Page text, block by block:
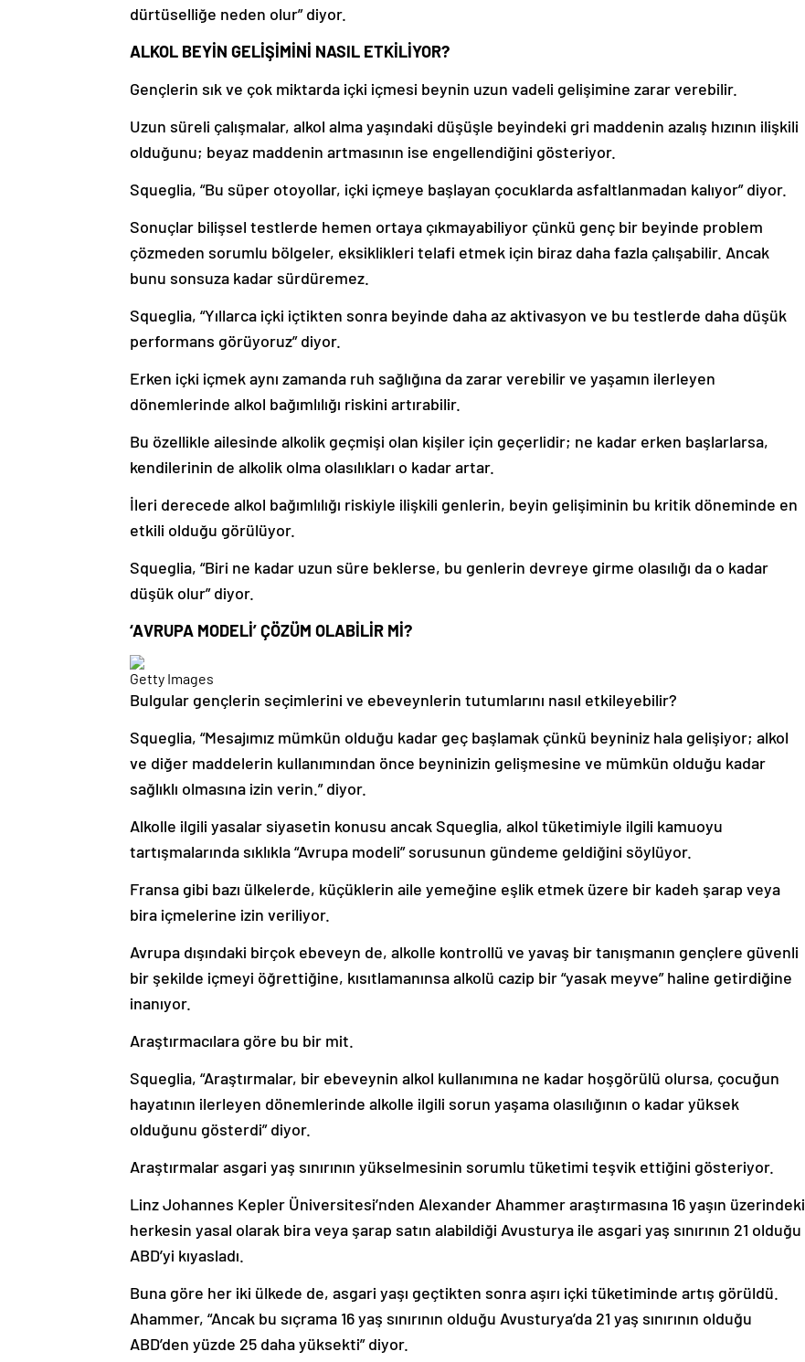
dürtüselliğe neden olur” diyor.
ALKOL BEYİN GELİŞİMİNİ NASIL ETKİLİYOR?
Gençlerin sık ve çok miktarda içki içmesi beynin uzun vadeli gelişimine zarar verebilir.
Uzun süreli çalışmalar, alkol alma yaşındaki düşüşle beyindeki gri maddenin azalış hızının ilişkili
olduğunu; beyaz maddenin artmasının ise engellendiğini gösteriyor.
Squeglia, “Bu süper otoyollar, içki içmeye başlayan çocuklarda asfaltlanmadan kalıyor” diyor.
Sonuçlar bilişsel testlerde hemen ortaya çıkmayabiliyor çünkü genç bir beyinde problem
çözmeden sorumlu bölgeler, eksiklikleri telafi etmek için biraz daha fazla çalışabilir. Ancak
bunu sonsuza kadar sürdüremez.
Squeglia, “Yıllarca içki içtikten sonra beyinde daha az aktivasyon ve bu testlerde daha düşük
performans görüyoruz” diyor.
Erken içki içmek aynı zamanda ruh sağlığına da zarar verebilir ve yaşamın ilerleyen
dönemlerinde alkol bağımlılığı riskini artırabilir.
Bu özellikle ailesinde alkolik geçmişi olan kişiler için geçerlidir; ne kadar erken başlarlarsa,
kendilerinin de alkolik olma olasılıkları o kadar artar.
İleri derecede alkol bağımlılığı riskiyle ilişkili genlerin, beyin gelişiminin bu kritik döneminde en
etkili olduğu görülüyor.
Squeglia, “Biri ne kadar uzun süre beklerse, bu genlerin devreye girme olasılığı da o kadar
düşük olur” diyor.
‘AVRUPA MODELİ’ ÇÖZÜM OLABİLİR Mİ?
Getty Images
Bulgular gençlerin seçimlerini ve ebeveynlerin tutumlarını nasıl etkileyebilir?
Squeglia, “Mesajımız mümkün olduğu kadar geç başlamak çünkü beyniniz hala gelişiyor; alkol
ve diğer maddelerin kullanımından önce beyninizin gelişmesine ve mümkün olduğu kadar
sağlıklı olmasına izin verin.” diyor.
Alkolle ilgili yasalar siyasetin konusu ancak Squeglia, alkol tüketimiyle ilgili kamuoyu
tartışmalarında sıklıkla “Avrupa modeli” sorusunun gündeme geldiğini söylüyor.
Fransa gibi bazı ülkelerde, küçüklerin aile yemeğine eşlik etmek üzere bir kadeh şarap veya
bira içmelerine izin veriliyor.
Avrupa dışındaki birçok ebeveyn de, alkolle kontrollü ve yavaş bir tanışmanın gençlere güvenli
bir şekilde içmeyi öğrettiğine, kısıtlamanınsa alkolü cazip bir “yasak meyve” haline getirdiğine
inanıyor.
Araştırmacılara göre bu bir mit.
Squeglia, “Araştırmalar, bir ebeveynin alkol kullanımına ne kadar hoşgörülü olursa, çocuğun
hayatının ilerleyen dönemlerinde alkolle ilgili sorun yaşama olasılığının o kadar yüksek
olduğunu gösterdi” diyor.
Araştırmalar asgari yaş sınırının yükselmesinin sorumlu tüketimi teşvik ettiğini gösteriyor.
Linz Johannes Kepler Üniversitesi’nden Alexander Ahammer araştırmasına 16 yaşın üzerindeki
herkesin yasal olarak bira veya şarap satın alabildiği Avusturya ile asgari yaş sınırının 21 olduğu
ABD’yi kıyasladı.
Buna göre her iki ülkede de, asgari yaşı geçtikten sonra aşırı içki tüketiminde artış görüldü.
Ahammer, “Ancak bu sıçrama 16 yaş sınırının olduğu Avusturya’da 21 yaş sınırının olduğu
ABD’den yüzde 25 daha yüksekti” diyor.